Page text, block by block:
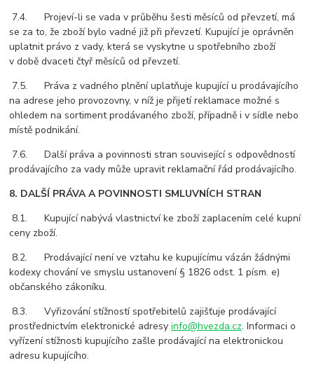
7.4. Projeví-li se vada v průběhu šesti měsíců od převzetí, má
se za to, že zboží bylo vadné již při převzetí. Kupující je oprávněn
uplatnit právo z vady, která se vyskytne u spotřebního zboží
v době dvaceti čtyř měsíců od převzetí.
7.5. Práva z vadného plnění uplatňuje kupující u prodávajícího
na adrese jeho provozovny, v níž je přijetí reklamace možné s
ohledem na sortiment prodávaného zboží, případně i v sídle nebo
místě podnikání.
7.6. Další práva a povinnosti stran související s odpovědností
prodávajícího za vady může upravit reklamační řád prodávajícího.
8. DALŠÍ PRÁVA A POVINNOSTI SMLUVNÍCH STRAN
8.1. Kupující nabývá vlastnictví ke zboží zaplacením celé kupní
ceny zboží.
8.2. Prodávající není ve vztahu ke kupujícímu vázán žádnými
kodexy chování ve smyslu ustanovení § 1826 odst. 1 písm. e)
občanského zákoníku.
8.3. Vyřizování stížností spotřebitelů zajišťuje prodávající
prostřednictvím elektronické adresyinfo@hvezda.cz. Informaci o
vyřízení stížnosti kupujícího zašle prodávající na elektronickou
adresu kupujícího.